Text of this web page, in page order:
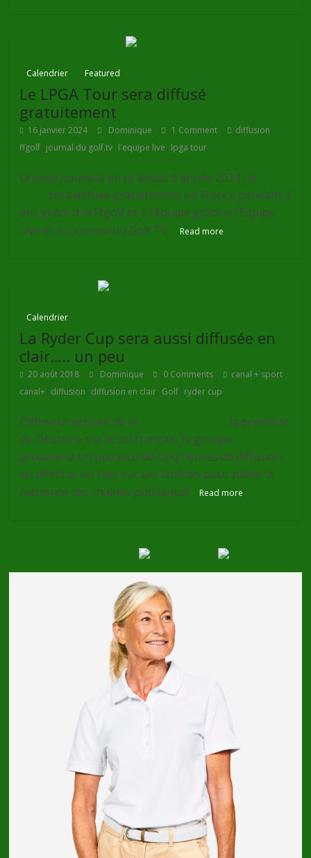
Calendrier Featured
Le LPGA Tour sera diffusé
gratuitement
16 janvier 2024 Dominique 1 Comment diffusion,
ffgolf, journal du golf.tv, l'equipe live, lpga tour
Grande nouvelle en ce début d'année 2024 : le
sera diffusé gratuitement en France pendant 2
ans grâce à la Ffgolf et à l'Equipe grâce à l'Equipe
Live et au Journal du Golf TV.
Read more
Calendrier
La Ryder Cup sera aussi diffusée en
clair….. un peu
20 août 2018 Dominique 0 Comments canal + sport,
canal+, diffusion, diffusion en clair, Golf, ryder cup
Diffuseur exclusif de la
, la première
de l'Histoire sur le sol français, le groupe
proposera un peu plus de cinq heures de diffusion
en direct et en clair sur ses chaînes pour pallier à
l'absence des chaines publiques!!
Read more